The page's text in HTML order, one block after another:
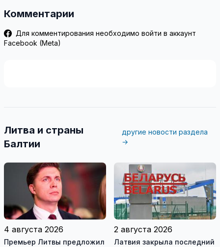
Комментарии
Для комментирования необходимо войти в аккаунт
Facebook (Meta)
Литва и страны
Балтии
другие новости раздела
→
4 августа 2026
Премьер Литвы предложил
2 августа 2026
Латвия закрыла последний